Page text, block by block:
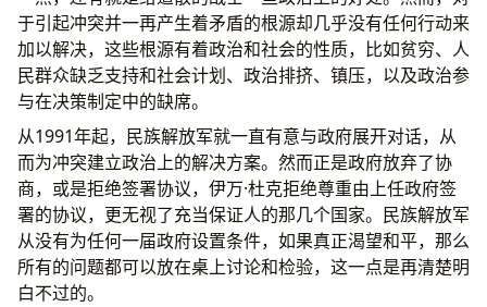
于引起冲突并一再产生着矛盾的根源却几乎没有任何行动来
加以解决，这些根源有着政治和社会的性质，比如贫穷、人
民群众缺乏支持和社会计划、政治排挤、镇压，以及政治参
与在决策制定中的缺席。
从1991年起，民族解放军就一直有意与政府展开对话，从
而为冲突建立政治上的解决方案。然而正是政府放弃了协
商，或是拒绝签署协议，伊万·杜克拒绝尊重由上任政府签
署的协议，更无视了充当保证人的那几个国家。民族解放军
从没有为任何一届政府设置条件，如果真正渴望和平，那么
所有的问题都可以放在桌上讨论和检验，这一点是再清楚明
白不过的。